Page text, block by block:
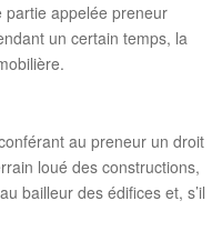
partie appelée preneur
un certain temps, la
au preneur un droit
loué des constructions,
bailleur des édifices et, s’il